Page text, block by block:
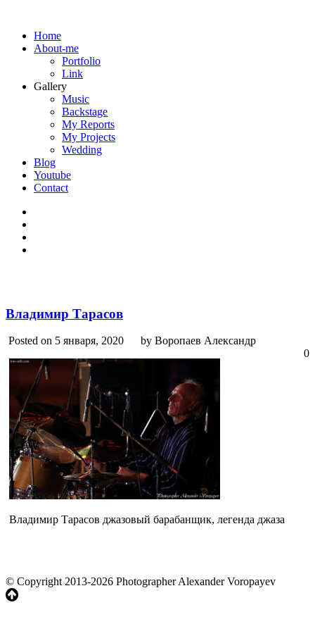
Home
About-me
Portfolio
Link
Gallery
Music
Backstage
My Reports
My Projects
Wedding
Blog
Youtube
Contact
Владимир Тарасов
Posted on 5 января, 2020
by Воропаев Александр
0
Владимир Тарасов джазовый барабанщик, легенда джаза
© Copyright 2013-2026 Photographer Alexander Voropayev